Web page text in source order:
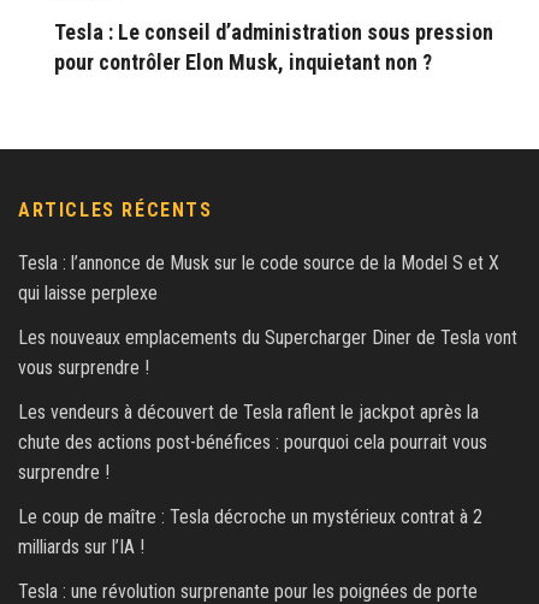
Tesla : Le conseil d’administration sous pression
pour contrôler Elon Musk, inquietant non ?
ARTICLES RÉCENTS
Tesla : l’annonce de Musk sur le code source de la Model S et X
qui laisse perplexe
Les nouveaux emplacements du Supercharger Diner de Tesla vont
vous surprendre !
Les vendeurs à découvert de Tesla raflent le jackpot après la
chute des actions post-bénéfices : pourquoi cela pourrait vous
surprendre !
Le coup de maître : Tesla décroche un mystérieux contrat à 2
milliards sur l’IA !
Tesla : une révolution surprenante pour les poignées de porte